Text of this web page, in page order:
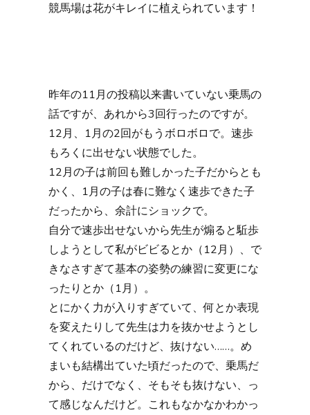
競馬場は花がキレイに植えられています！
昨年の11月の投稿以来書いていない乗馬の
話ですが、あれから3回行ったのですが。
12月、1月の2回がもうボロボロで。速歩
もろくに出せない状態でした。
12月の子は前回も難しかった子だからとも
かく、1月の子は春に難なく速歩できた子
だったから、余計にショックで。
自分で速歩出せないから先生が煽ると駈歩
しようとして私がビビるとか（12月）、で
きなさすぎて基本の姿勢の練習に変更にな
ったりとか（1月）。
とにかく力が入りすぎていて、何とか表現
を変えたりして先生は力を抜かせようとし
てくれているのだけど、抜けない……。め
まいも結構出ていた頃だったので、乗馬だ
から、だけでなく、そもそも抜けない、っ
て感じなんだけど。これもなかなかわかっ